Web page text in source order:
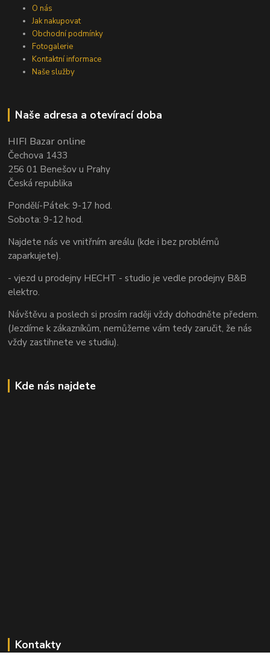
O nás
Jak nakupovat
Obchodní podmínky
Fotogalerie
Kontaktní informace
Naše služby
Naše adresa a otevírací doba
HIFI Bazar online
Čechova 1433
256 01 Benešov u Prahy
Česká republika
Pondělí-Pátek: 9-17 hod.
Sobota: 9-12 hod.
Najdete nás ve vnitřním areálu (kde i bez problémů
zaparkujete).
- vjezd u prodejny HECHT - studio je vedle prodejny B&B
elektro.
Návštěvu a poslech si prosím raději vždy dohodněte předem.
(Jezdíme k zákazníkům, nemůžeme vám tedy zaručit, že nás
vždy zastihnete ve studiu).
Kde nás najdete
Kontakty